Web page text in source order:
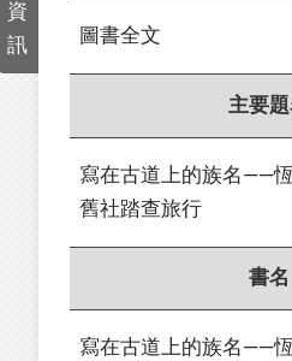
資
訊
圖書全文
主要題
寫在古道上的族名——
舊社踏查旅行
書名
寫在古道上的族名——